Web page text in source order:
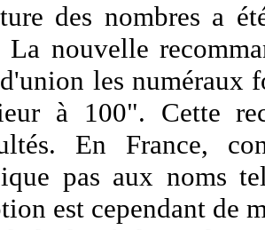
des nombres a
La nouvelle
les numéraux
à 100". Cette
En France,
pas aux noms
est cependant de